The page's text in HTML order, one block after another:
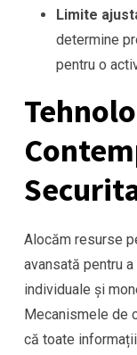
Limite
determine
pentru o
Alocăm resurse
avansată pentru
individuale și
Mecanismele de
că toate